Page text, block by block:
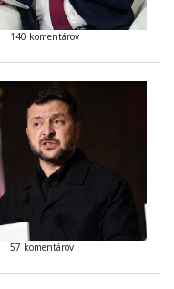
| 140 komentárov
| 57 komentárov